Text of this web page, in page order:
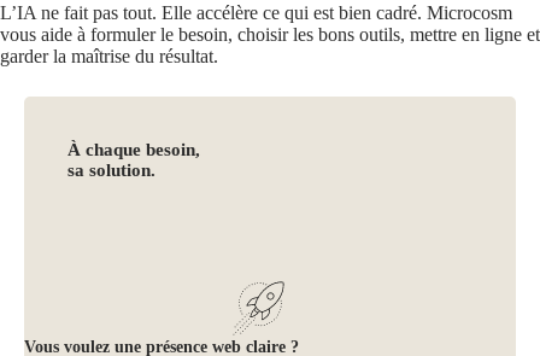
L’IA ne fait pas tout. Elle accélère ce qui est bien cadré. Microcosm
vous aide à formuler le besoin, choisir les bons outils, mettre en ligne et
garder la maîtrise du résultat.
À chaque besoin,
sa solution.
Vous voulez une présence web claire ?